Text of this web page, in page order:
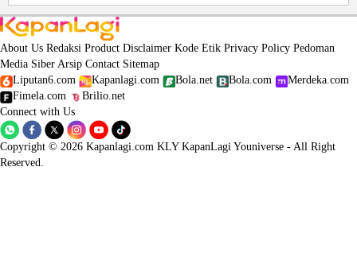
About Us Redaksi Product Disclaimer Kode Etik Privacy Policy Pedoman
Media Siber Arsip Contact Sitemap
Liputan6.com
Kapanlagi.com Bola.net Bola.com
Merdeka.com
Fimela.com
Brilio.net
Connect with Us
Copyright © 2026 Kapanlagi.com KLY KapanLagi Youniverse - All Right
Reserved.